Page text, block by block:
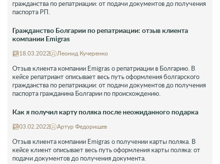
гражданства по репатриации: от подачи документов до получения
паспорта РП.
Гражданство Болгарии по репатриации: отзыв клиента
компании Emigras
18.03.2022 Леонид Кучеренко
Отзыв клиента компании Emigras о репатриации в Болгарию. В
кейсе репатриант описывает весь путь оформления болгарского
гражданства по репатриации: от подачи документов до получения
паспорта гражданина Болгарии по происхождению.
Как я получил карту поляка после неожиданного подарка
03.02.2022 Артур Федорищев
Отзыв клиента компании Emigras о получении карты поляка. В
кейсе клиент описывает весь путь оформления карты поляка: от
подачи документов до получения документа.